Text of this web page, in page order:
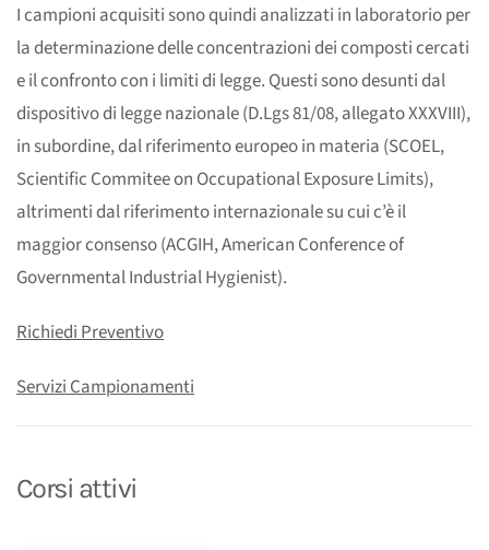
I campioni acquisiti sono quindi analizzati in laboratorio per
la determinazione delle concentrazioni dei composti cercati
e il confronto con i limiti di legge. Questi sono desunti dal
dispositivo di legge nazionale (D.Lgs 81/08, allegato XXXVIII),
in subordine, dal riferimento europeo in materia (SCOEL,
Scientific Commitee on Occupational Exposure Limits),
altrimenti dal riferimento internazionale su cui c’è il
maggior consenso (ACGIH, American Conference of
Governmental Industrial Hygienist).
Richiedi Preventivo
Servizi Campionamenti
Corsi attivi